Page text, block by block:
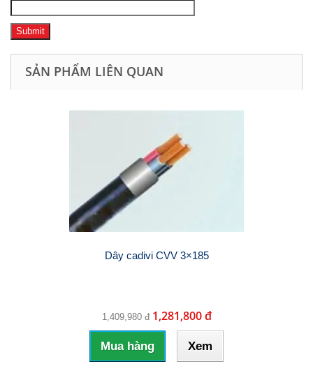
SẢN PHẨM LIÊN QUAN
Dây cadivi CVV 3×185
1,409,980 đ 1,281,800 đ
Mua hàng Xem